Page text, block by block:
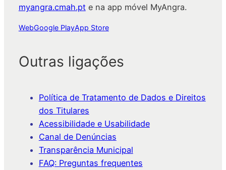
myangra.cmah.pte na app móvel MyAngra.
WebGoogle PlayApp Store
Outras ligações
Política de Tratamento de Dados e Direitos
dos Titulares
Acessibilidade e Usabilidade
Canal de Denúncias
Transparência Municipal
FAQ: Preguntas frequentes